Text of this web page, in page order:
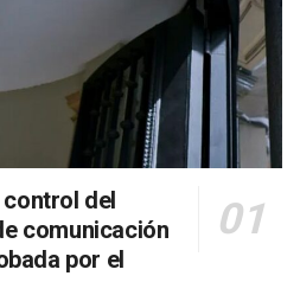
control del
comunicación
por el